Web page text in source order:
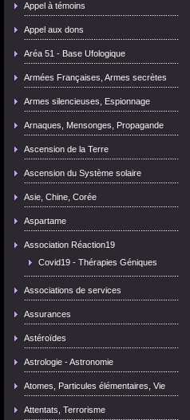
Appel à témoins
Appel aux dons
Aréa 51 - Base Ufologique
Armées Françaises, Armes secrètes
Armes silencieuses, Espionnage
Arnaques, Mensonges, Propagande
Ascension de la Terre
Ascension du Système solaire
Asie, Chine, Corée
Aspartame
Association Réaction19
Covid19 - Thérapies Géniques
Associations de services
Assurances
Astéroïdes
Astrologie - Astronomie
Atomes, Particules élémentaires, Vie
Attentats, Terrorisme